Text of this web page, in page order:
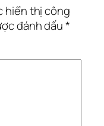
hiển thị công
đánh dấu*